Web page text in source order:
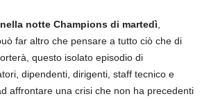
nella notte Champions di martedì
far altro che pensare a tutto ciò che di
questo isolato episodio di
dipendenti, dirigenti, staff tecnico e
affrontare una crisi che non ha precedenti